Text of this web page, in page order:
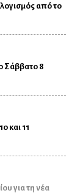
από το
Σάββατο 8
και 11
για τη νέα